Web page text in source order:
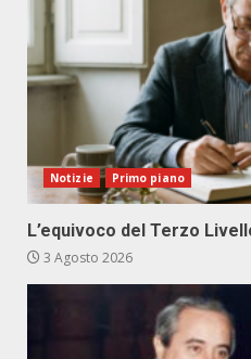
Notizie Primo piano
L’equivoco del Terzo
3 Agosto 2026